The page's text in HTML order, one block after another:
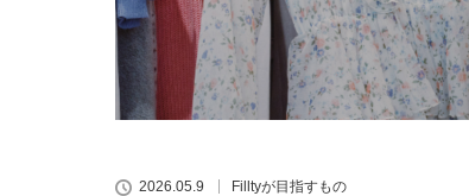
2026.05.9 Filltyが目指すもの